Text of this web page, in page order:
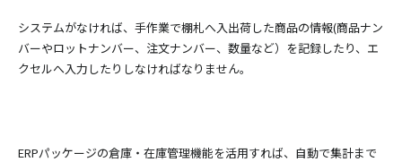
システムがなければ、手作業で棚札へ入出荷した商品の情報(商品ナン
バーやロットナンバー、注文ナンバー、数量など）を記録したり、エ
クセルへ入力したりしなければなりません。
ERPパッケージの倉庫・在庫管理機能を活用すれば、自動で集計まで